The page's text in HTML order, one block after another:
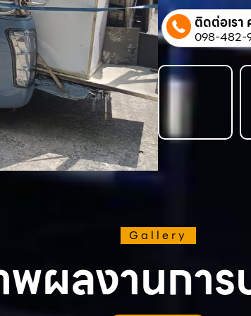
ติดต่อเรา
098-482-
Gallery
ผลงานการ